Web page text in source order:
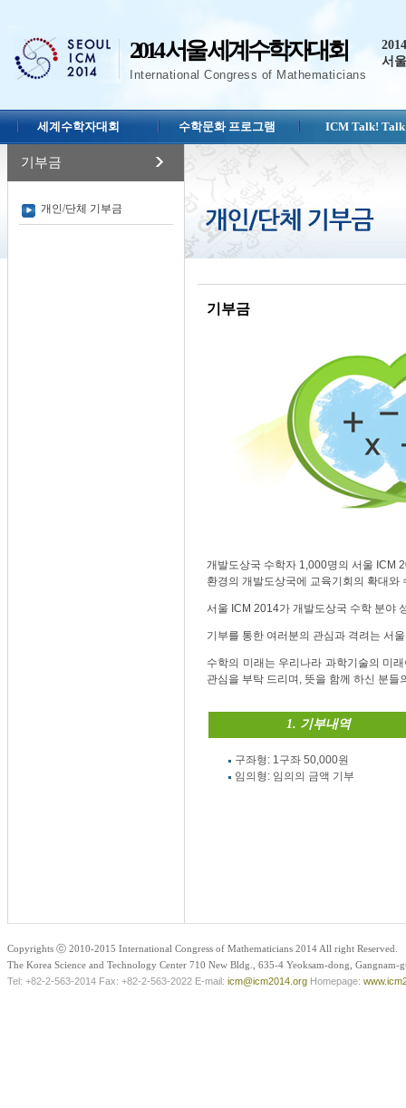
2014 서울 세계수학자대회
International Congress of Mathematicians
서
세계수학자대회 수학문화 프로그램 ICM Talk!
기부금
개인/단체 기부금
기부금
개발도상국 수학자 1,000명의 서울 ICM
환경의 개발도상국에 교육기회의 확대
서울 ICM 2014가 개발도상국 수학 분야
기부를 통한 여러분의 관심과 격려는 서
수학의 미래는 우리나라 과학기술의 미
관심을 부탁 드리며, 뜻을 함께 하신 분
1. 기부내역
구좌형: 1구좌 50,000원
임의형: 임의의 금액 기부
Copyrights ⓒ 2010-2015 International Congress of Mathematicians 2014 All right Reserved.
The Korea Science and Technology Center 710 New Bldg., 635-4 Yeoksam-dong,
Tel: +82-2-563-2014 Fax: +82-2-563-2022 E-mail: icm@icm2014.org Homepage: